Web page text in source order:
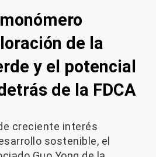
de la
y el potencial
de la FDCA
creciente interés
sostenible, el